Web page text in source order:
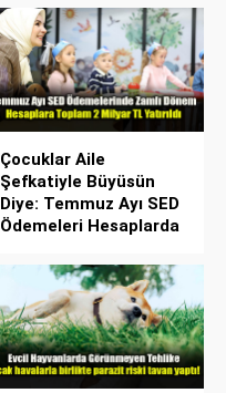
Çocuklar Aile
Şefkatiyle Büyüsün
Diye: Temmuz Ayı SED
Ödemeleri Hesaplarda